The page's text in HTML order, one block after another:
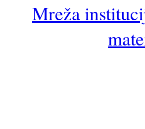
Mreža